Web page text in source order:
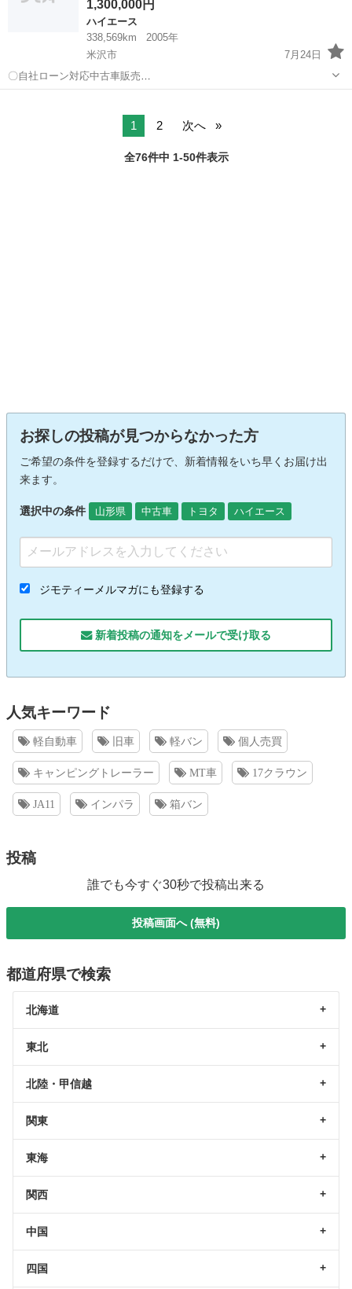
1,300,000円
ハイエース
338,569km
2005年
米沢市
7月24日
〇自社ローン対応中古車販売
〇 ☆どなたでも
２、パートをされる主婦の方や派遣社員の方 ３、自己破産...
1 2 次へ
全76件中 1-50件表示
お探しの投稿が見つからなかった方
ご希望の条件を登録するだけで、新着情報をいち早くお届け出
来ます。
選択中の条件 山形県 中古車 トヨタ ハイエース
ジモティーメルマガにも登録する
新着投稿の通知をメールで受け取る
人気キーワード
軽自動車 旧車 軽バン 個人売買
キャンピングトレーラー MT車 17クラウン
JA11 インパラ 箱バン
投稿
誰でも今すぐ30秒で投稿出来る
投稿画面へ (無料)
都道府県で検索
北海道
東北
北陸・甲信越
関東
東海
関西
中国
四国